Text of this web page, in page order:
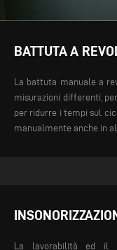
BATTUTA A
La battuta manuale a
misurazioni differenti,
per ridurre i tempi sul
manualmente anche in
La lavorabilità ed il